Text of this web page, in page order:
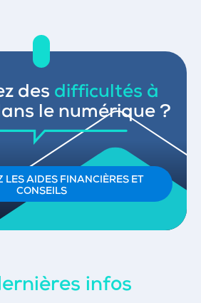
des difficultés à
le numérique ?
LES AIDES FINANCIÈRES ET
CONSEILS
infos